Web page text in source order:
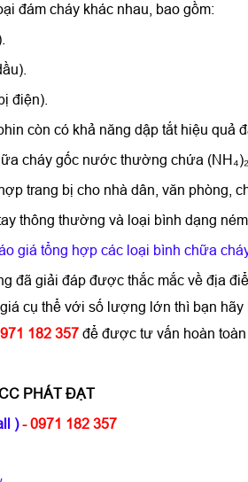
đám cháy khác nhau, bao gồm:
điện).
còn có khả năng dập tắt hiệu quả
cháy gốc nước thường chứa
trang bị cho nhà dân, văn phòng,
thông thường và loại bình dạng
giá tổng hợp các loại bình chữa
đã giải đáp được thắc mắc về địa
giá cụ thể với số lượng lớn thì bạn
182 357 để được tư vấn hoàn
PHÁT ĐẠT
)- 0971 182 357